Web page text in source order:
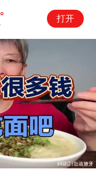
打开
05:18